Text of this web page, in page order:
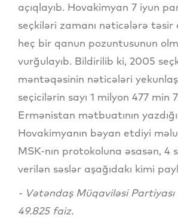
açıqlayıb. Hovakimyan 7 iyun
seçkiləri zamanı nəticələrə təsir
heç bir qanun pozuntusunun
vurğulayıb. Bildirilib ki, 2005
məntəqəsinin nəticələri
seçicilərin sayı 1 milyon 477 min
Ermənistan mətbuatının
Hovakimyanın bəyan etdiyi
MSK-nın protokoluna əsasən, 4
verilən səslər aşağıdakı kimi
- Vətəndaş Müqaviləsi Partiyası
49.825 faiz.